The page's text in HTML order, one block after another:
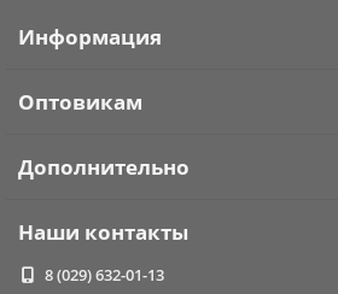
Информация
Оптовикам
Дополнительно
Наши контакты
8 (029) 632-01-13